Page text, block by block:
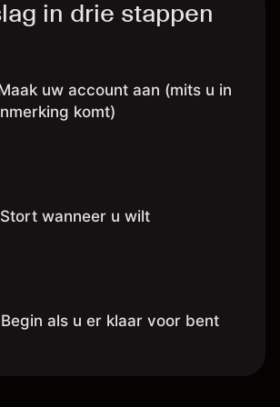
in drie stappen
uw account aan (mits u in
komt)
wanneer u wilt
als u er klaar voor bent